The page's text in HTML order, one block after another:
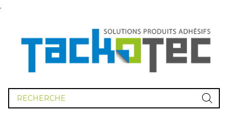
.
Recherche
de
produits